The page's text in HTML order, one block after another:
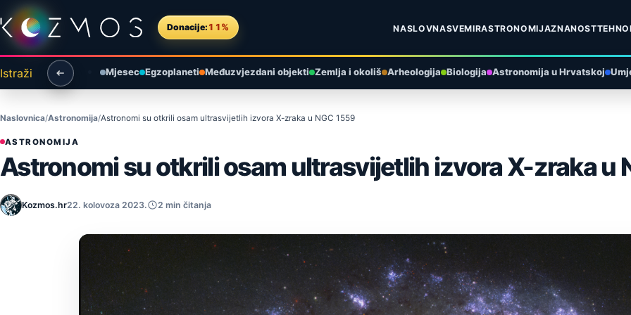
Preskoči na sadržaj
Donacije: 11% NASLOVNASVEMIRASTRONOMIJAZNANOST
Istraži Mjesec Egzoplaneti Međuzvjezdani objekti Zemlja i okoliš Arheologija Biologija Astronomija u Hrvatskoj
Naslovnica Astronomija Astronomi su otkrili osam ultrasvijetlih izvora X-zraka u NGC 1559
ASTRONOMIJA
Astronomi su otkrili osam ultrasvijetlih izvora X-zraka u
Kozmos.hr22. kolovoza 2023. 2 min čitanja